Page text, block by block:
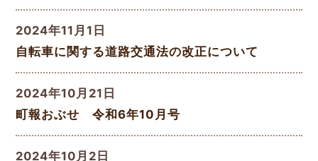
2024年11月1日
自転車に関する道路交通法の改正について
2024年10月21日
町報おぶせ 令和6年10月号
2024年10月2日